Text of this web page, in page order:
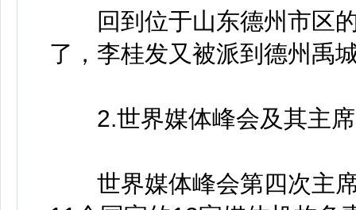
回到位于山东德州市区的
了，李桂发又被派到德州禹
2.世界媒体峰会及其主席
世界媒体峰会第四次主席